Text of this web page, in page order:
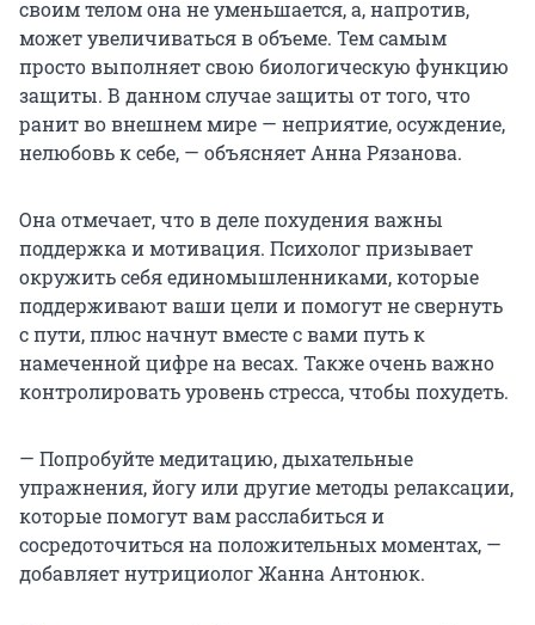
своим телом она не уменьшается, а, напротив,
может увеличиваться в объеме. Тем самым
просто выполняет свою биологическую функцию
защиты. В данном случае защиты от того, что
ранит во внешнем мире — неприятие, осуждение,
нелюбовь к себе, — объясняет Анна Рязанова.
Она отмечает, что в деле похудения важны
поддержка и мотивация. Психолог призывает
окружить себя единомышленниками, которые
поддерживают ваши цели и помогут не свернуть
с пути, плюс начнут вместе с вами путь к
намеченной цифре на весах. Также очень важно
контролировать уровень стресса, чтобы похудеть.
— Попробуйте медитацию, дыхательные
упражнения, йогу или другие методы релаксации,
которые помогут вам расслабиться и
сосредоточиться на положительных моментах, —
добавляет нутрициолог Жанна Антонюк.